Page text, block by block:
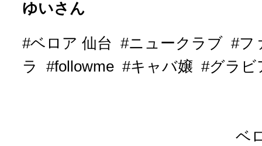
ゆいさん
#ベロア 仙台 #ニュークラブ #フ
ラ
#followme #キャバ嬢 #グラ
ベ